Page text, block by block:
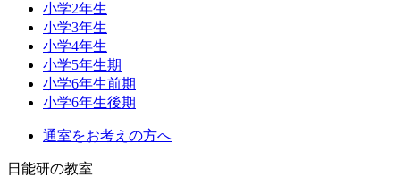
小学2年生
小学3年生
小学4年生
小学5年生期
小学6年生前期
小学6年生後期
通室をお考えの方へ
日能研の教室